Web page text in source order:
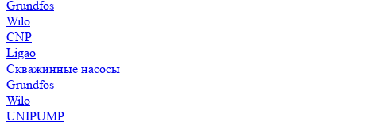
Grundfos
Wilo
CNP
Ligao
Скважинные насосы
Grundfos
Wilo
UNIPUMP